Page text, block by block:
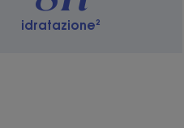
idratazione²